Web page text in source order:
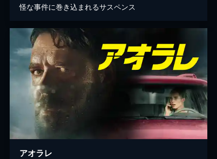
怪な事件に巻き込まれるサスペンス
アオラレ